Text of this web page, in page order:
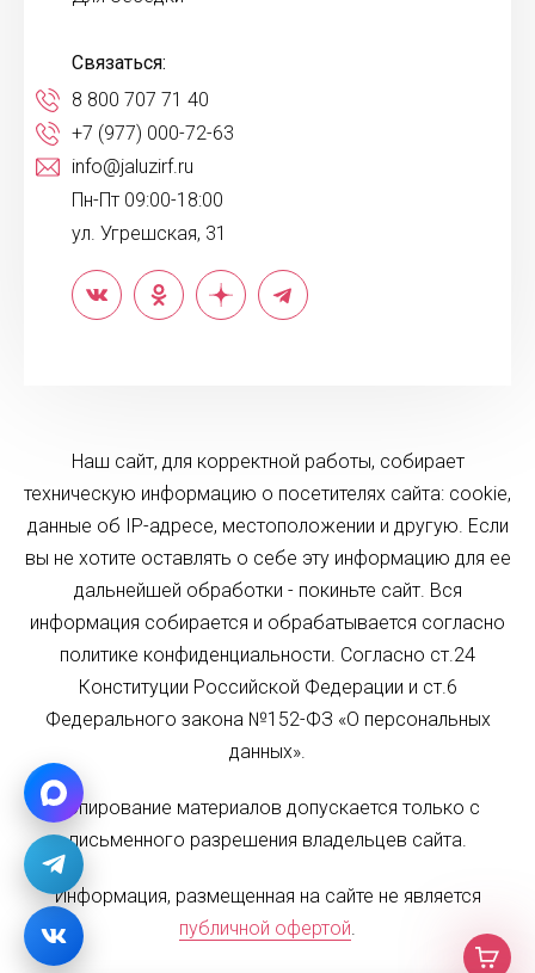
Связаться:
8 800 707 71 40
+7 (977) 000-72-63
info@jaluzirf.ru
Пн-Пт 09:00-18:00
ул. Угрешская, 31
Наш сайт, для корректной работы, собирает
техническую информацию о посетителях сайта: cookie,
данные об IP-адресе, местоположении и другую. Если
вы не хотите оставлять о себе эту информацию для ее
дальнейшей обработки - покиньте сайт. Вся
информация собирается и обрабатывается согласно
политике конфиденциальности. Согласно ст.24
Конституции Российской Федерации и ст.6
Федерального закона №152-ФЗ «О персональных
данных».
Копирование материалов допускается только с
письменного разрешения владельцев сайта.
Информация, размещенная на сайте не является
публичной офертой.